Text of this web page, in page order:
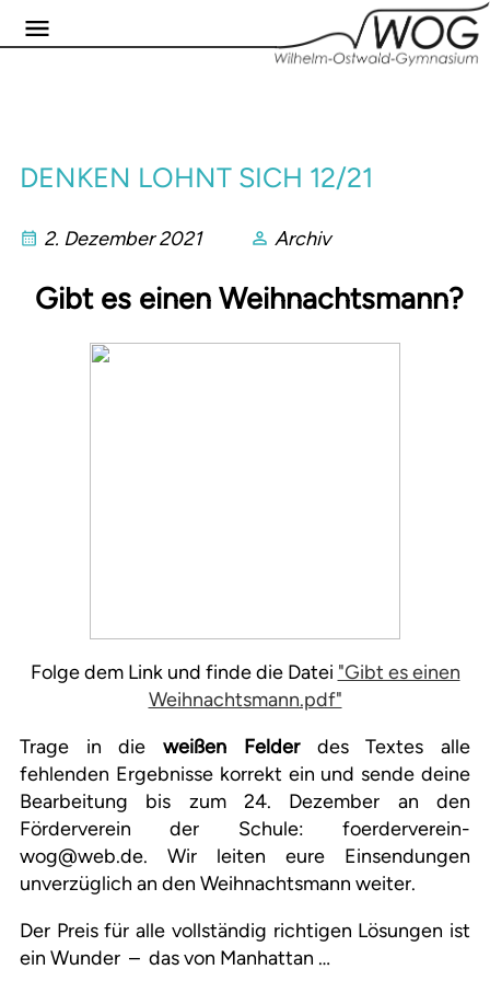
DENKEN LOHNT SICH 12/21
2. Dezember 2021 Archiv
Gibt es einen Weihnachtsmann?
Folge dem Link und finde die Datei "Gibt es einen
Weihnachtsmann.pdf"
Trage in dieweißen Felder des Textes alle
fehlenden Ergebnisse korrekt ein und sende deine
Bearbeitung bis zum 24. Dezember an den
Förderverein der Schule: foerderverein-
wog@web.de. Wir leiten eure Einsendungen
unverzüglich an den Weihnachtsmann weiter.
Der Preis für alle vollständig richtigen Lösungen ist
ein Wunder – das von Manhattan …